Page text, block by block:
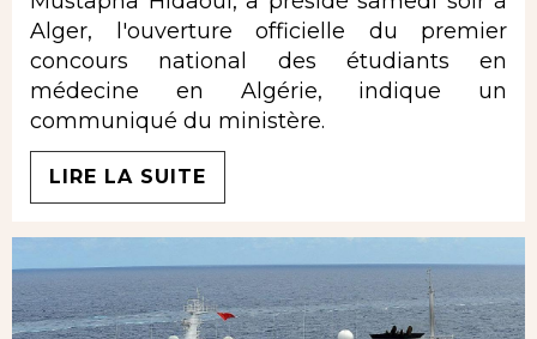
Alger, l'ouverture officielle du premier
concours national des étudiants en
médecine en Algérie, indique un
communiqué du ministère.
LIRE LA SUITE